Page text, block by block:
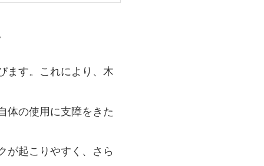
ます。これにより、木
体の使用に支障をきた
が起こりやすく、さら